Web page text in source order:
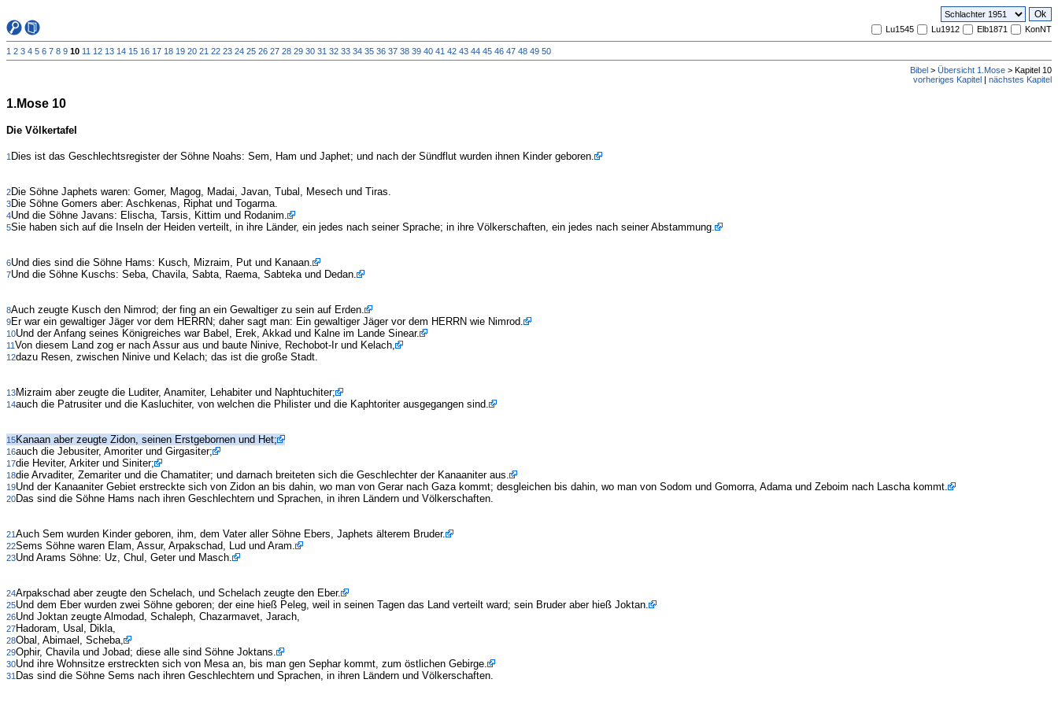
Lu1545 Lu1912 Elb1871 KonNT
1 2 3 4 5 6 7 8 9 10 11 12 13 14 15 16 17 18 19 20 21 22 23 24 25 26 27 28 29 30 31 32 33 34 35 36 37 38 39 40 41 42 43 44 45 46 47 48 49 50
Bibel > Übersicht 1.Mose > Kapitel 10
vorheriges Kapitel | nächstes Kapitel
1.Mose 10
Die Völkertafel
1 Dies ist das Geschlechtsregister der Söhne Noahs: Sem, Ham und Japhet; und nach der Sündflut wurden ihnen Kinder geboren.
2Die Söhne Japhets waren: Gomer, Magog, Madai, Javan, Tubal, Mesech und Tiras.
3Die Söhne Gomers aber: Aschkenas, Riphat und Togarma.
4Und die Söhne Javans: Elischa, Tarsis, Kittim und Rodanim.
5Sie haben sich auf die Inseln der Heiden verteilt, in ihre Länder, ein jedes nach seiner Sprache; in ihre Völkerschaften, ein jedes nach seiner Abstammung.
6Und dies sind die Söhne Hams: Kusch, Mizraim, Put und Kanaan.
7Und die Söhne Kuschs: Seba, Chavila, Sabta, Raema, Sabteka und Dedan.
8Auch zeugte Kusch den Nimrod; der fing an ein Gewaltiger zu sein auf Erden.
9Er war ein gewaltiger Jäger vor dem HERRN; daher sagt man: Ein gewaltiger Jäger vor dem HERRN wie Nimrod.
10Und der Anfang seines Königreiches war Babel, Erek, Akkad und Kalne im Lande Sinear.
11Von diesem Land zog er nach Assur aus und baute Ninive, Rechobot-Ir und Kelach,
12dazu Resen, zwischen Ninive und Kelach; das ist die große Stadt.
13Mizraim aber zeugte die Luditer, Anamiter, Lehabiter und Naphtuchiter;
14auch die Patrusiter und die Kasluchiter, von welchen die Philister und die Kaphtoriter ausgegangen sind.
15Kanaan aber zeugte Zidon, seinen Erstgebornen und Het;
16auch die Jebusiter, Amoriter und Girgasiter;
17die Heviter, Arkiter und Siniter;
18die Arvaditer, Zemariter und die Chamatiter; und darnach breiteten sich die Geschlechter der Kanaaniter aus.
19Und der Kanaaniter Gebiet erstreckte sich von Zidon an bis dahin, wo man von Gerar nach Gaza kommt; desgleichen bis dahin, wo man von Sodom und Gomorra, Adama und Zeboim nach Lascha kommt.
20Das sind die Söhne Hams nach ihren Geschlechtern und Sprachen, in ihren Ländern und Völkerschaften.
21Auch Sem wurden Kinder geboren, ihm, dem Vater aller Söhne Ebers, Japhets älterem Bruder.
22Sems Söhne waren Elam, Assur, Arpakschad, Lud und Aram.
23Und Arams Söhne: Uz, Chul, Geter und Masch.
24Arpakschad aber zeugte den Schelach, und Schelach zeugte den Eber.
25Und dem Eber wurden zwei Söhne geboren; der eine hieß Peleg, weil in seinen Tagen das Land verteilt ward; sein Bruder aber hieß Joktan.
26Und Joktan zeugte Almodad, Schaleph, Chazarmavet, Jarach,
27Hadoram, Usal, Dikla,
28Obal, Abimael, Scheba,
29Ophir, Chavila und Jobad; diese alle sind Söhne Joktans.
30Und ihre Wohnsitze erstreckten sich von Mesa an, bis man gen Sephar kommt, zum östlichen Gebirge.
31 Das sind die Söhne Sems nach ihren Geschlechtern und Sprachen, in ihren Ländern und Völkerschaften.